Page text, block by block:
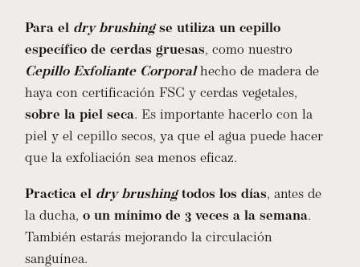
Para el dry brushingse utiliza un cepillo
específico de cerdas gruesas, como nuestro
Cepillo Exfoliante Corporal hecho de madera de
haya con certificación FSC y cerdas vegetales,
sobre la piel seca. Es importante hacerlo con la
piel y el cepillo secos, ya que el agua puede hacer
que la exfoliación sea menos eficaz.
Practica el dry brushingtodos los días, antes de
la ducha,o un mínimo de 3 veces a la semana.
También estarás mejorando la circulación
sanguínea.